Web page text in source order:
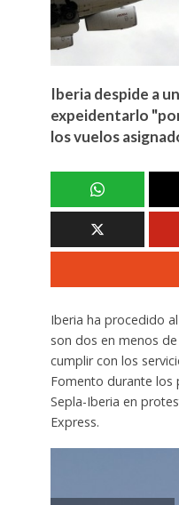
Iberia despide a
expeidentarlo
los vuelos
Iberia ha procedido
son dos en menos
cumplir con los
Fomento durante los
Sepla-Iberia en
Express.